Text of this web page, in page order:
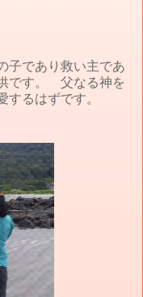
子であり救い主であ
です。 父なる神を
するはずです。